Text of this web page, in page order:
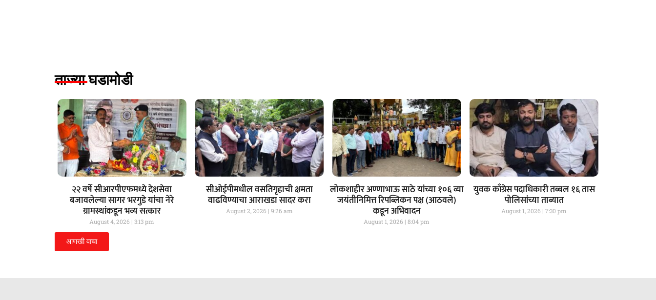
ताज्या घडामोडी
२२ वर्षे सीआरपीएफमध्ये देशसेवा
बजावलेल्या सागर भरगुडे यांचा नेरे
ग्रामस्थांकडून भव्य सत्कार
August 4, 2026 3:13 pm
सीओईपीमधील वसतिगृहाची क्षमता
वाढविण्याचा आराखडा सादर करा
August 2, 2026 9:26 am
लोकशाहीर अण्णाभाऊ साठे यांच्या १०६ व्या
जयंतीनिमित्त रिपब्लिकन पक्ष (आठवले)
कडून अभिवादन
August 1, 2026 8:04 pm
युवक काँग्रेस पदाधिकारी तब्बल १६ तास
पोलिसांच्या ताब्यात
August 1, 2026 7:30 pm
आणखी वाचा